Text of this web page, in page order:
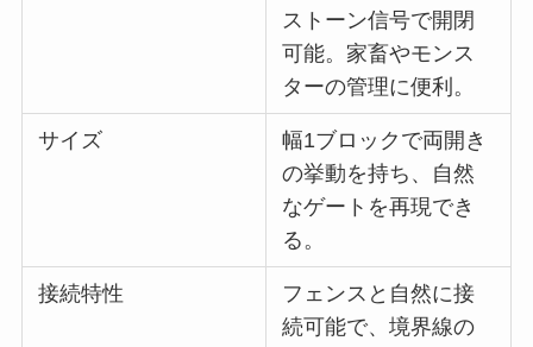
ストーン信号で開閉
可能。家畜やモンス
ターの管理に便利。
サイズ
幅1ブロックで両開き
の挙動を持ち、自然
なゲートを再現でき
る。
接続特性
フェンスと自然に接
続可能で、境界線の